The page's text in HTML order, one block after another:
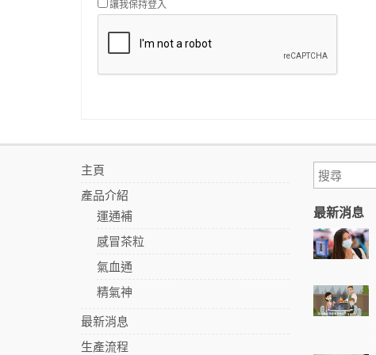
讓我保持登入
主頁
產品介紹
運通補
感冒茶粒
氣血通
精氣神
最新消息
生產流程
最新消息